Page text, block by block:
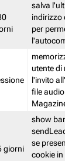
salva l'ultimo
indirizzo di
per
memorizza
utente di
l'invito
file audio del
Magazine
giorni
show banner
sendLead
se presenti
cookie in un